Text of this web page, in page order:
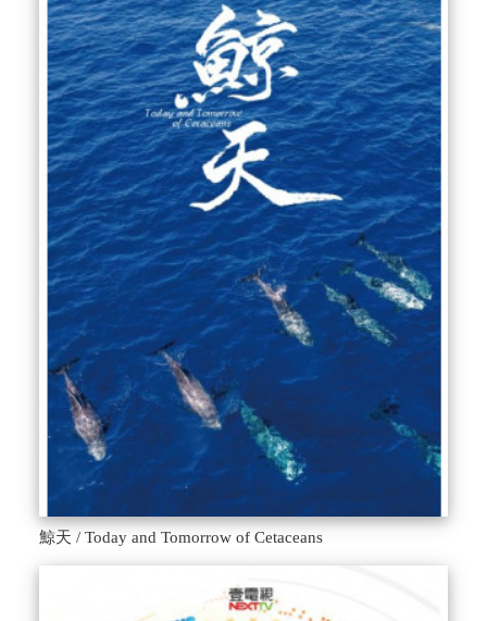
鯨天 / Today and Tomorrow of Cetaceans